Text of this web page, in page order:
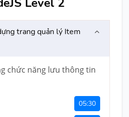
trang quản lý Item
chức năng lưu thông tin
05:30